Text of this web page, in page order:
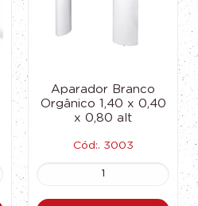
Aparador Branco
Orgânico 1,40 x 0,40
x 0,80 alt
Cód:. 3003